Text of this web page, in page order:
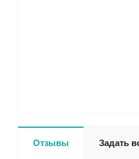
Отзывы Задать